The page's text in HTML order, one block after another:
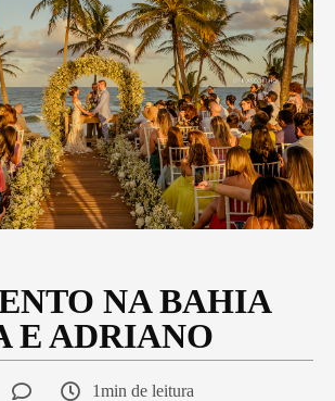
NA BAHIA
E ADRIANO
1min de leitura